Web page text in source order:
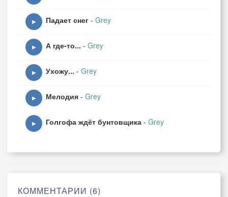
▶ Падает снег - Grey
▶ А где-то... - Grey
▶ Ухожу... - Grey
▶ Мелодия - Grey
▶ Голгофа ждёт бунтовщика - Grey
КОММЕНТАРИИ (6)